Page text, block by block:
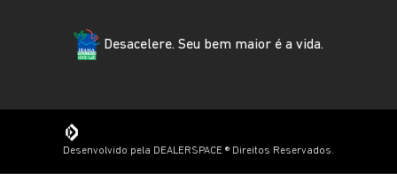
Desacelere. Seu bem maior é a vida.
Desenvolvido pela DEALERSPACE ® Direitos Reservados.